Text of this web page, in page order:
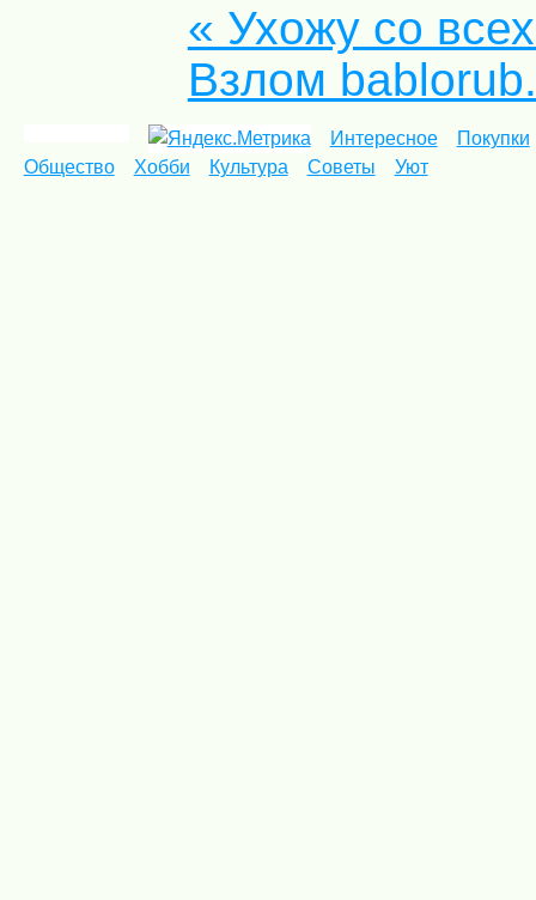
« Ухожу со
Взлом
Интересное
Покупки
Общество
Хобби Культура Советы Уют